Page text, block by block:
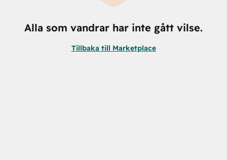
Alla som vandrar har inte gått vilse.
Tillbaka till Marketplace